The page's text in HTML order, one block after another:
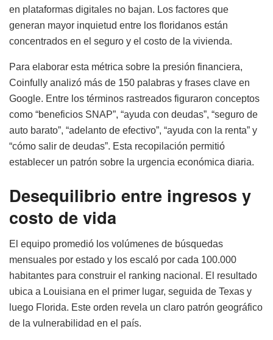
en plataformas digitales no bajan. Los factores que
generan mayor inquietud entre los floridanos están
concentrados en el seguro y el costo de la vivienda.
Para elaborar esta métrica sobre la presión financiera,
Coinfully analizó más de 150 palabras y frases clave en
Google. Entre los términos rastreados figuraron conceptos
como “beneficios SNAP”, “ayuda con deudas”, “seguro de
auto barato”, “adelanto de efectivo”, “ayuda con la renta” y
“cómo salir de deudas”. Esta recopilación permitió
establecer un patrón sobre la urgencia económica diaria.
Desequilibrio entre ingresos y
costo de vida
El equipo promedió los volúmenes de búsquedas
mensuales por estado y los escaló por cada 100.000
habitantes para construir el ranking nacional. El resultado
ubica a Louisiana en el primer lugar, seguida de Texas y
luego Florida. Este orden revela un claro patrón geográfico
de la vulnerabilidad en el país.